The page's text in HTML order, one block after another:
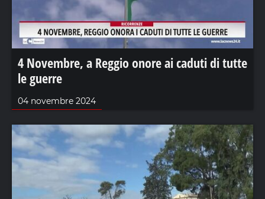
4 Novembre, a Reggio onore ai caduti di tutte
le guerre
04 novembre 2024